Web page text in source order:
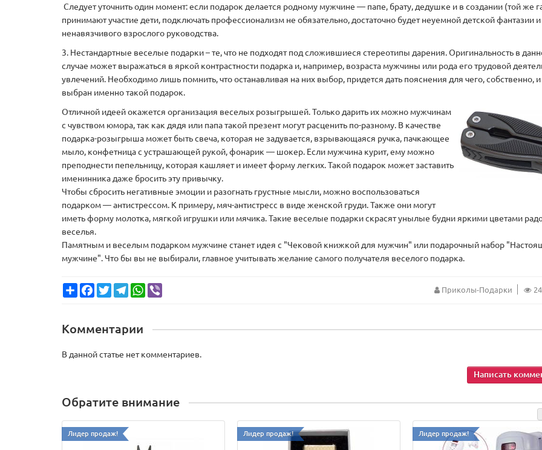
Следует уточнить один момент: если подарок делается родному мужчине — папе, брату, дедушке и в создании (той же
принимают участие дети, подключать профессионализм не обязательно, достаточно будет неуемной детской фантазии и
ненавязчивого взрослого руководства.
3. Нестандартные веселые подарки – те, что не подходят под сложившиеся стереотипы дарения. Оригинальность в
случае может выражаться в яркой контрастности подарка и, например, возраста мужчины или рода его трудовой
увлечений. Необходимо лишь помнить, что останавливая на них выбор, придется дать пояснения для чего, собственно,
выбран именно такой подарок.
Отличной идеей окажется организация веселых розыгрышей. Только дарить их можно мужчинам
с чувством юмора, так как дядя или папа такой презент могут расценить по-разному. В качестве
подарка-розыгрыша может быть свеча, которая не задувается, взрывающаяся ручка, пачкающее
мыло, конфетница с устрашающей рукой, фонарик — шокер. Если мужчина курит, ему можно
преподнести пепельницу, которая кашляет и имеет форму легких. Такой подарок может заставить
именинника даже бросить эту привычку.
Чтобы сбросить негативные эмоции и разогнать грустные мысли, можно воспользоваться
подарком — антистрессом. К примеру, мяч-антистресс в виде женской груди. Также они могут
иметь форму молотка, мягкой игрушки или мячика. Такие веселые подарки скрасят унылые будни яркими цветами
веселья.
Памятным и веселым подарком мужчине станет идея с "Чековой книжкой для мужчин" или подарочный набор
мужчине". Что бы вы не выбирали, главное учитывать желание самого получателя веселого подарка.
ShareFacebook
TwitterTelegramWhatsApp Приколы-Подарки
Комментарии
В данной статье нет комментариев.
Написать
Обратите внимание
Лидер продаж! Лидер продаж! Лидер продаж!